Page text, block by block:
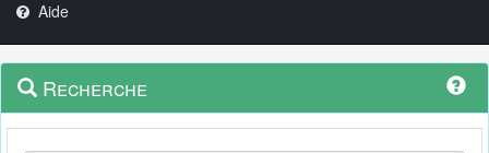
Aide
Navigation
outils
Menu
contextuel
Recherche